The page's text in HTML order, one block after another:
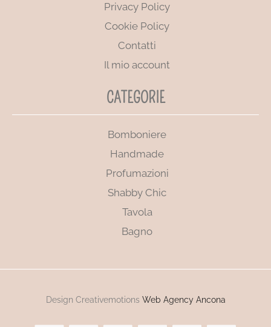
Privacy Policy
Cookie Policy
Contatti
Il mio account
CATEGORIE
Bomboniere
Handmade
Profumazioni
Shabby Chic
Tavola
Bagno
Design Creativemotions Web Agency Ancona